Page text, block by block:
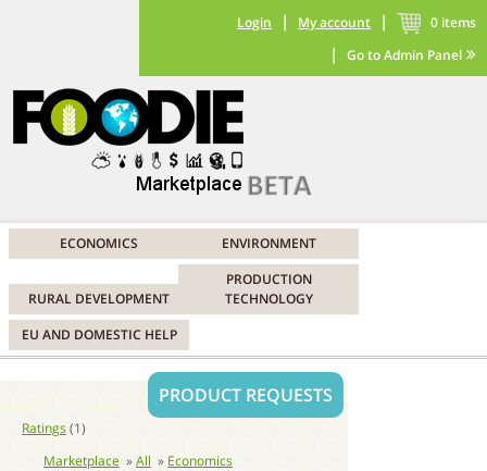
Login | My account | 0 items
| Go to Admin Panel
ECONOMICS ENVIRONMENT
RURAL DEVELOPMENT
PRODUCTION
TECHNOLOGY
EU AND DOMESTIC HELP
PRODUCT REQUESTS
Marketplace All Economics
Ratings(1)